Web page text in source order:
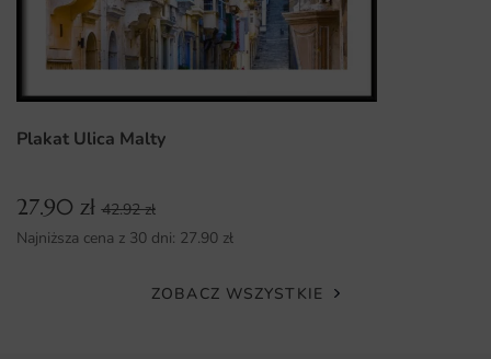
lub taśmy montażowej, co czyni go idealnym
rozwiązaniem dla osób ceniących sobie wygodę i szybkość
w aranżacji wnętrz.
Wyjątkowy design, który przyciąga wzrok i inspiruje do
Wysoka jakość wykonania oraz dbałość o detale, co
gwarantuje trwałość produktu.
Uniwersalne zastosowanie w różnych przestrzeniach,
Plakat Ulica Malty
27.90 zł 42.92zł
Najniższa cena z 30 dni: 27.90 zł
ZOBACZ WSZYSTKIE